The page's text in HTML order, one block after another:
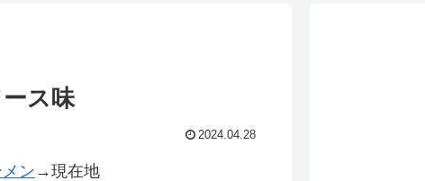
ス味
2024.04.28
ン →現在地